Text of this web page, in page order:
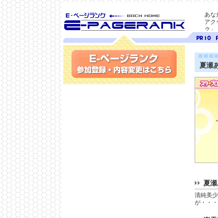
SEO対策に E-ページ
ランク
あな
アク
ク」
ランク
10
9
夏瀬
夏
清純美
が・・・
参加登録(無料)・内容変更